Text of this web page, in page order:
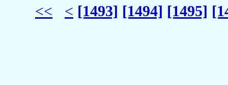
<< < [1493] [1494] [1495]